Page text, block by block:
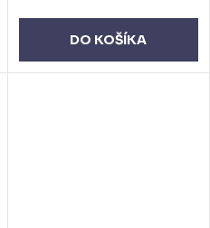
DO KOŠÍKA